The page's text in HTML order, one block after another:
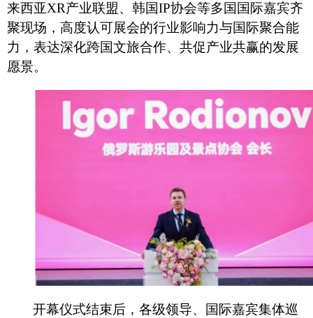
来西亚XR产业联盟、韩国IP协会等多国国际嘉宾齐
聚现场，高度认可展会的行业影响力与国际聚合能
力，表达深化跨国文旅合作、共促产业共赢的发展
愿景。
开幕仪式结束后，各级领导、国际嘉宾集体巡